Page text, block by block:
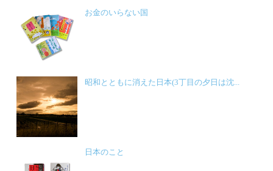
お金のいらない国
昭和とともに消えた日本(3丁目の夕日は沈...
日本のこと